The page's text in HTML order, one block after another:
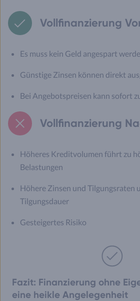
Vollfinanzierung
Es muss kein Geld angespart
Günstige Zinsen können direkt
Bei Angebotspreisen kann sofort
Vollfinanzierung
Höheres Kreditvolumen führt zu
Belastungen
Höhere Zinsen und Tilgungsraten
Tilgungsdauer
Gesteigertes Risiko
Fazit: Finanzierung ohne
eine heikle Angelegenheit